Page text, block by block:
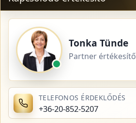
Tonka Tünde
Partner értékesítő
TELEFONOS ÉRDEKLŐDÉS
+36-20-852-5207